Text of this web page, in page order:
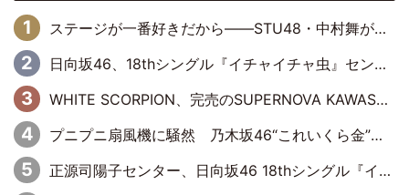
ステージが一番好きだから――STU48・中村舞が描く“これからの私”
日向坂46、18thシングル『イチャイチャ虫』センターは正源司陽子に決定& 佐藤優羽や平岡海月など、“ひなた坂46”からの選抜入りも注目！
WHITE SCORPION、完売のSUPERNOVA KAWASAKIで沸いた“着席型LIVE” 『BASE Live #16』昼公演リポート
プニプニ扇風機に騒然 乃木坂46“これいくら金”延長中は今回もわちゃわちゃ全開
正源司陽子センター、日向坂46 18thシングル『イチャイチャ虫』新ビジュアル公開